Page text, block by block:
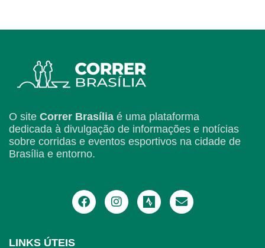
O site Correr Brasília é uma plataforma
dedicada à divulgação de informações e notícias
sobre corridas e eventos esportivos na cidade de
Brasília e entorno.
LINKS ÚTEIS